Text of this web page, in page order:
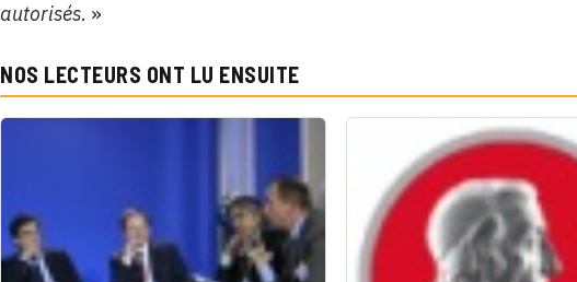
autorisés. »
NOS LECTEURS ONT LU ENSUITE